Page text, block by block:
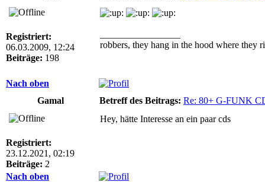
Registriert:
06.03.2009, 12:24
Beiträge: 198
robbers, they hang in the hood where they
Nach oben
Gamal
Betreff des Beitrags: Re: 80+ G-FUNK
Registriert:
23.12.2021, 02:19
Beiträge: 2
Hey, hätte Interesse an ein paar cds
Nach oben